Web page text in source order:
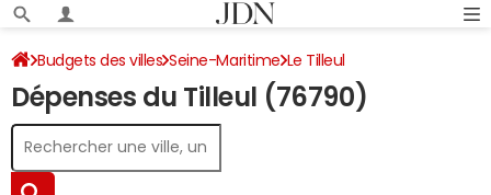
Budgets des villes Seine-Maritime Le Tilleul
Dépenses 2024
Dépenses du Tilleul (76790)